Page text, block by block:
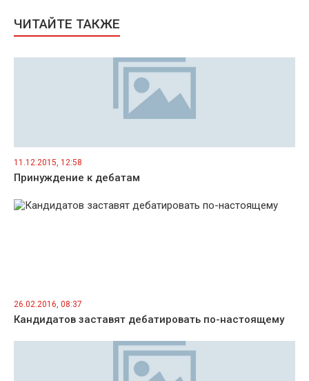
ЧИТАЙТЕ ТАКЖЕ
11.12.2015, 12:58
Принуждение к дебатам
26.02.2016, 08:37
Кандидатов заставят дебатировать по-настоящему